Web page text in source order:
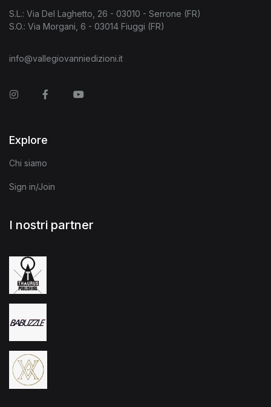
S.L.: Via Del Laghetto, 26 - 03010 - Serrone (FR)
S.O.: Via Morgani, 6 - 03014 Fiuggi (FR)
info@vallegiovanniedizioni.it
InstagramFacebookYou Tube
Explore
Chi siamo
Sign in/Join
I nostri partner